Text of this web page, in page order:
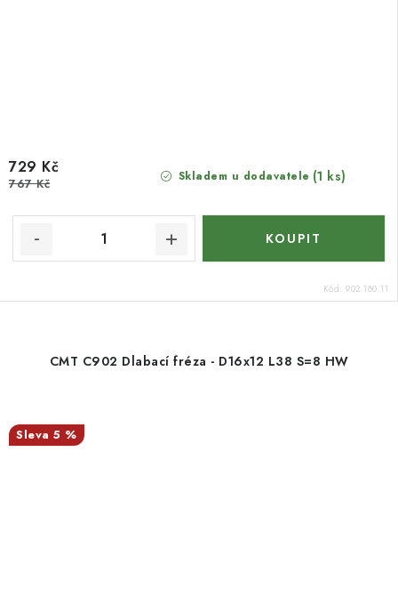
Skladem u dodavatele (1 ks)
729 Kč
767 Kč
Kód: 902.180.11
CMT C902 Dlabací fréza - D16x12 L38 S=8 HW
5 %